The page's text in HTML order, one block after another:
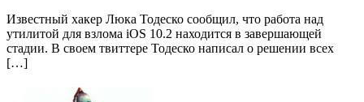
Известный хакер Люка Тодеско сообщил, что работа над
утилитой для взлома iOS 10.2 находится в завершающей
стадии. В своем твиттере Тодеско написал о решении всех
[…]